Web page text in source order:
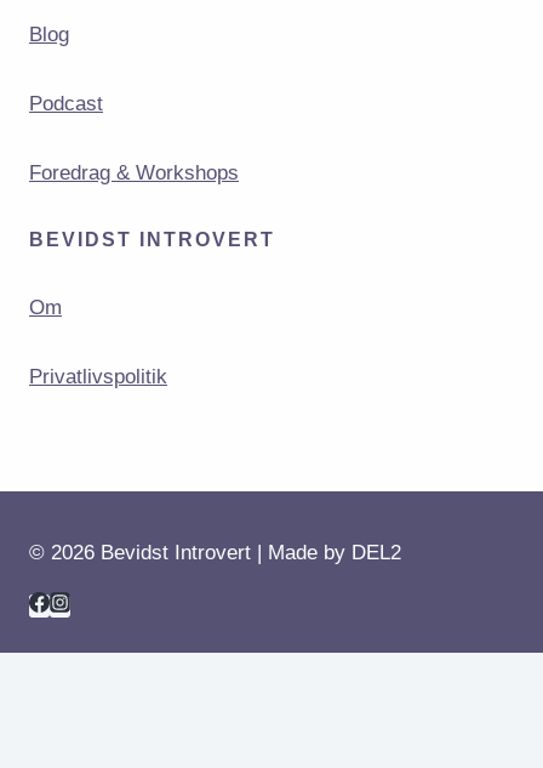
Blog
Podcast
Foredrag & Workshops
BEVIDST INTROVERT
Om
Privatlivspolitik
© 2026 Bevidst Introvert | Made by DEL2